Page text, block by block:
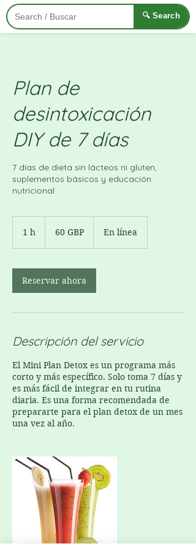
🔍 Search
Plan de
desintoxicación
DIY de 7 días
7 días de dieta sin lácteos ni gluten,
suplementos básicos y educación
nutricional
1 h
esterlinas
60 GBP En línea
Reservar ahora
Descripción del servicio
El Mini Plan Detox es un programa más
corto y más específico. Solo toma 7 días y
es más fácil de integrar en tu rutina
diaria. Es una forma recomendada de
prepararte para el plan detox de un mes
una vez al año.